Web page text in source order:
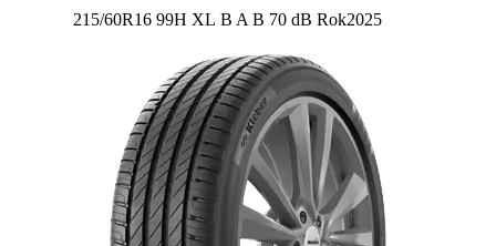
215/60R16 99H XL Etykieta:
B A B 70 dB Rok2025